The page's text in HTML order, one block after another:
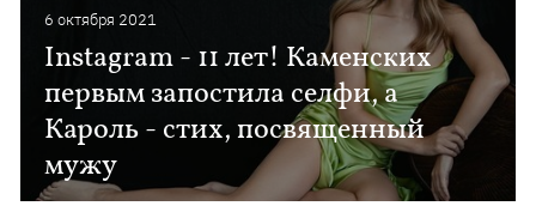
6 октября 2021
Instagram - 11 лет! Каменских
первым запостила селфи, а
Кароль - стих, посвященный
мужу